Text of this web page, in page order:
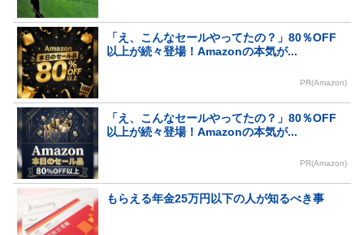
「え、こんなセールやってたの？」80％OFF
以上が続々登場！Amazonの本気が...
PR(Amazon)
「え、こんなセールやってたの？」80％OFF
以上が続々登場！Amazonの本気が...
PR(Amazon)
もらえる年金25万円以下の人が知るべき事